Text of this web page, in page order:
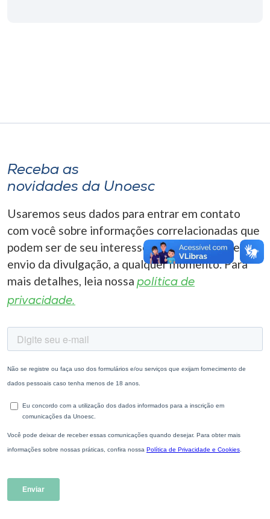
A+
Receba as
novidades da Unoesc
Usaremos seus dados para entrar em contato
com você sobre informações correlacionadas que
podem ser de seu interesse. Você pode cancelar o
envio da divulgação, a qualquer momento. Para
mais detalhes, leia nossa política de
privacidade.